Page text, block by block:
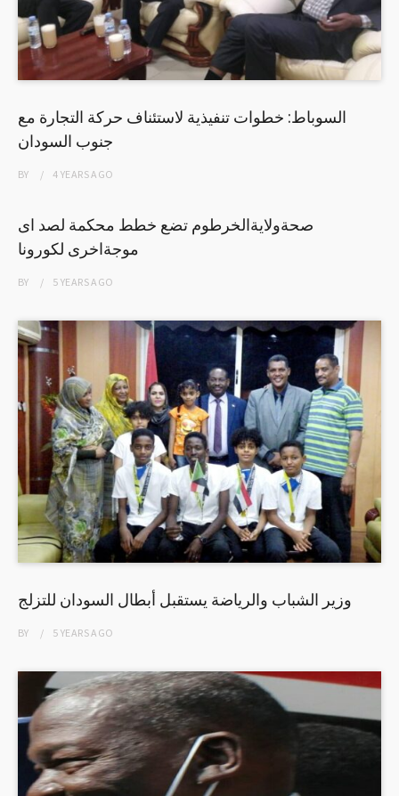
السوباط: خطوات تنفيذية لاستئناف حركة التجارة مع
جنوب السودان
BY 4 YEARSAGO
صحةولايةالخرطوم تضع خطط محكمة لصد اى
موجةاخرى لكورونا
BY 5 YEARSAGO
وزير الشباب والرياضة يستقبل أبطال السودان للتزلج
BY 5 YEARSAGO